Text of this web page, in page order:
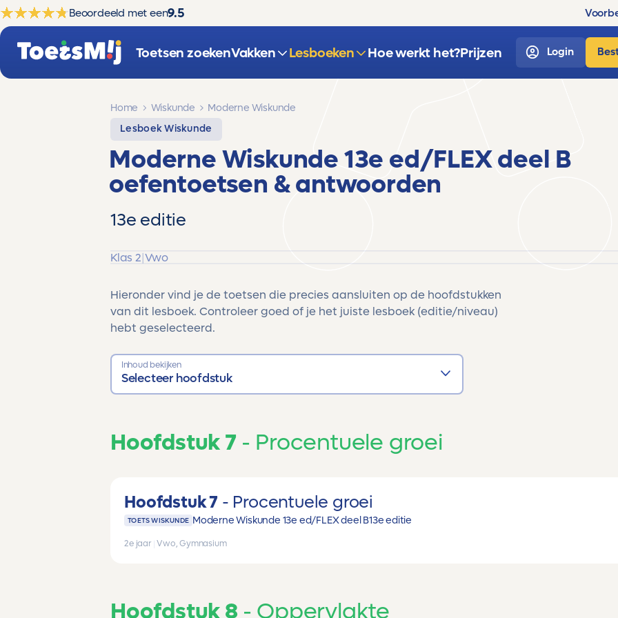
Beoordeeld met een9.5
Toetsen zoekenVakken Lesboeken Hoe werkt het?Prijzen Login
Home Wiskunde
Moderne Wiskunde
Lesboek Wiskunde
Moderne Wiskunde 13e ed/FLEX deel B
oefentoetsen & antwoorden
13e editie
Klas 2|Vwo
Hieronder vind je de toetsen die precies aansluiten op de hoofdstukken
van dit lesboek. Controleer goed of je het juiste lesboek (editie/niveau)
hebt geselecteerd.
Inhoud bekijken
Selecteer hoofdstuk
Hoofdstuk 7 Procentuele groei
Hoofdstuk 7 Procentuele groei
TOETS WISKUNDE Moderne Wiskunde 13e ed/FLEX deel B13e editie
2e jaar Vwo, Gymnasium
Hoofdstuk 8 Oppervlakte